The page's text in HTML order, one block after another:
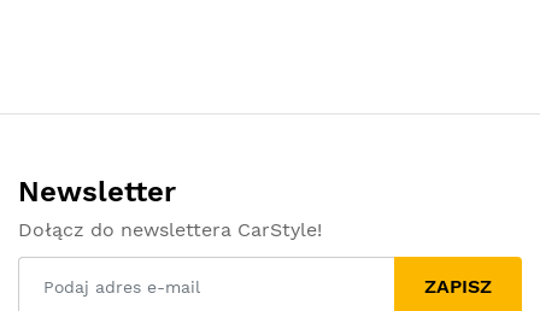
Newsletter
Dołącz do newslettera CarStyle!
ZAPISZ